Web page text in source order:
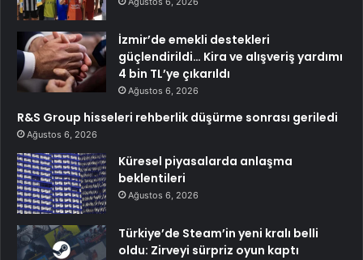
İzmir’de emekli destekleri
güçlendirildi… Kira ve alışveriş yardımı
4 bin TL’ye çıkarıldı
Ağustos 6, 2026
R&S Group hisseleri rehberlik düşürme sonrası geriledi
Ağustos 6, 2026
Küresel piyasalarda anlaşma
beklentileri
Ağustos 6, 2026
Türkiye’de Steam’in yeni kralı belli
oldu: Zirveyi sürpriz oyun kaptı